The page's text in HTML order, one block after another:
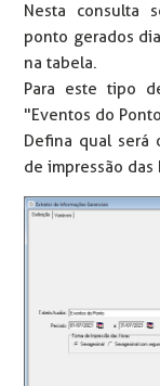
Nesta consulta
ponto gerados
na tabela.
Para este tipo
"Eventos do
Defina qual será
de impressão das